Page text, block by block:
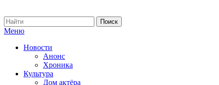
Меню
Новости
Анонс
Хроника
Культура
Дом актёра